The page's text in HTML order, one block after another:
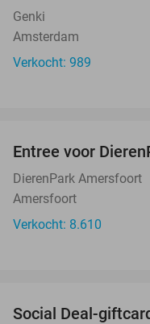
Genki
Amsterdam
Verkocht: 989
Entree voor
DierenPark Amersfoort
Amersfoort
Verkocht: 8.610
Social Deal-